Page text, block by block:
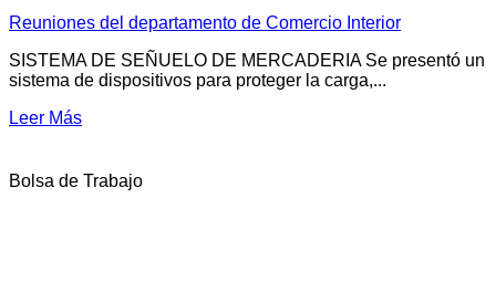
Reuniones del departamento de Comercio Interior
SISTEMA DE SEÑUELO DE MERCADERIA Se presentó un
sistema de dispositivos para proteger la carga,...
Leer Más
Bolsa de Trabajo